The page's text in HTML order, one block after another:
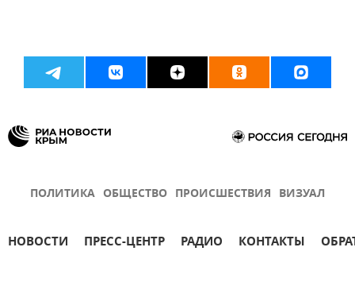
ПОЛИТИКА ОБЩЕСТВО ПРОИСШЕСТВИЯ ВИЗУАЛ
НОВОСТИ ПРЕСС-ЦЕНТР РАДИО КОНТАКТЫ